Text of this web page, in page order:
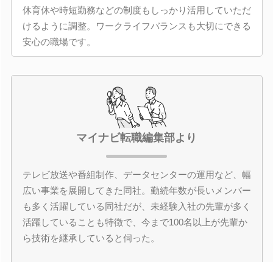
休育休や時短勤務などの制度もしっかり活用していただ
けるように調整。ワークライフバランスも大切にできる
安心の職場です。
マイナビ転職編集部より
テレビ放送や番組制作、データセンターの運用など、幅
広い事業を展開してきた同社。勤続年数が長いメンバー
も多く活躍している同社だが、未経験入社の先輩が多く
活躍していることも特徴で、今まで100名以上が先輩か
ら技術を継承していると伺った。